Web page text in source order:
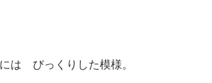
は びっくりした模様。